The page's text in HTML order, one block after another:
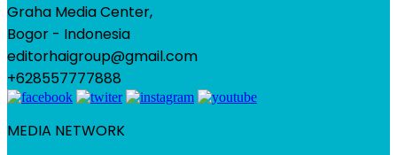
Graha Media Center,
Bogor - Indonesia
editorhaigroup@gmail.com
+628557777888
MEDIA NETWORK